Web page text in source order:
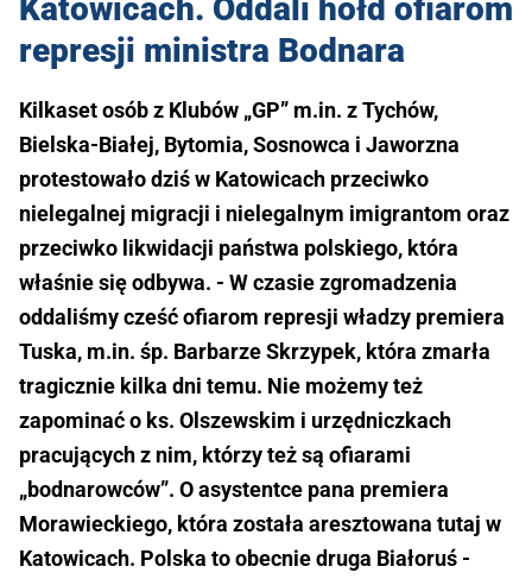
Katowicach. Oddali hołd ofiarom
represji ministra Bodnara
Kilkaset osób z Klubów „GP” m.in. z Tychów,
Bielska-Białej, Bytomia, Sosnowca i Jaworzna
protestowało dziś w Katowicach przeciwko
nielegalnej migracji i nielegalnym imigrantom oraz
przeciwko likwidacji państwa polskiego, która
właśnie się odbywa. - W czasie zgromadzenia
oddaliśmy cześć ofiarom represji władzy premiera
Tuska, m.in. śp. Barbarze Skrzypek, która zmarła
tragicznie kilka dni temu. Nie możemy też
zapominać o ks. Olszewskim i urzędniczkach
pracujących z nim, którzy też są ofiarami
„bodnarowców”. O asystentce pana premiera
Morawieckiego, która została aresztowana tutaj w
Katowicach. Polska to obecnie druga Białoruś -